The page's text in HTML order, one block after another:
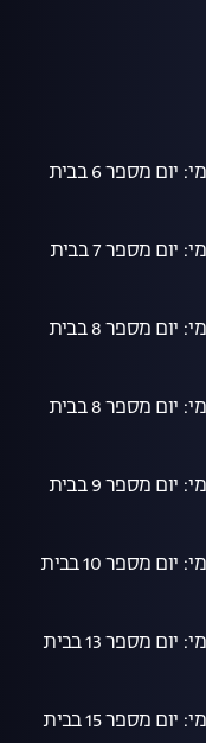
הסיכום היומי: יום מספר 6 בבית
הסיכום היומי: יום מספר 7 בבית
הסיכום היומי: יום מספר 8 בבית
הסיכום היומי: יום מספר 8 בבית
הסיכום היומי: יום מספר 9 בבית
הסיכום היומי: יום מספר 10 בבית
הסיכום היומי: יום מספר 13 בבית
הסיכום היומי: יום מספר 15 בבית